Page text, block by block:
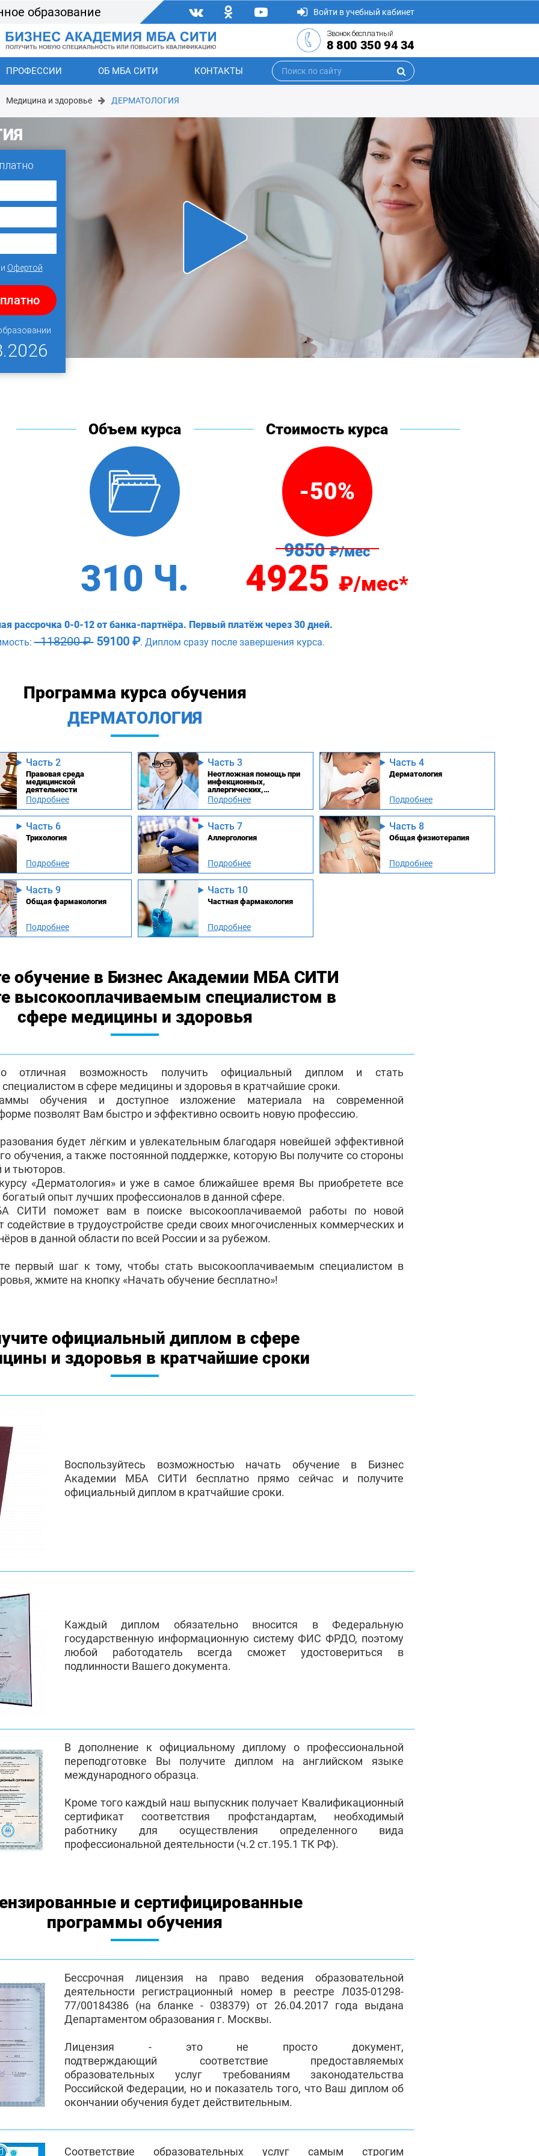
образование Войти в учебный кабинет
Звонок бесплатный
8 800 350 94 34
ПРОФЕССИИ ОБ МБА СИТИ КОНТАКТЫ
Медицина и здоровье ДЕРМАТОЛОГИЯ
Офертой
Объем курса
310 Ч.
Стоимость курса
-50%
9850₽/мес
4925 ₽/мес*
рассрочка 0-0-12 от банка-партнёра. Первый платёж через 30 дней.
118200 ₽ 59100 ₽. Диплом сразу после завершения курса.
Программа курса обучения
ДЕРМАТОЛОГИЯ
Часть 2
Правовая среда
медицинской
деятельности
Подробнее
Часть 3
Неотложная помощь при
инфекционных,
аллергических,
дерматологических и
эндокринологических
Подробнее
Часть 4
Дерматология
Подробнее
Часть 6
Трихология
Подробнее
Часть 7
Аллергология
Подробнее
Часть 8
Общая физиотерапия
Подробнее
Часть 9
Общая фармакология
Подробнее
Часть 10
Частная фармакология
Подробнее
обучение в Бизнес Академии МБА СИТИ
высокооплачиваемым специалистом в
сфере медицины и здоровья
возможность получить официальный диплом и стать
в сфере медицины и здоровья в кратчайшие сроки.
обучения и доступное изложение материала на современной
позволят Вам быстро и эффективно освоить новую профессию.
будет лёгким и увлекательным благодаря новейшей эффективной
обучения, а также постоянной поддержке, которую Вы получите со стороны
и тьюторов.
«Дерматология» и уже в самое ближайшее время Вы приобретете все
опыт лучших профессионалов в данной сфере.
СИТИ поможет вам в поиске высокооплачиваемой работы по новой
содействие в трудоустройстве среди своих многочисленных коммерческих и
в данной области по всей России и за рубежом.
первый шаг к тому, чтобы стать высокооплачиваемым специалистом в
жмите на кнопку «Начать обучение бесплатно»!
официальный диплом в сфере
и здоровья в кратчайшие сроки
Воспользуйтесь возможностью начать обучение в Бизнес
Академии МБА СИТИ бесплатно прямо сейчас и получите
официальный диплом в кратчайшие сроки.
Каждый диплом обязательно вносится в Федеральную
государственную информационную систему ФИС ФРДО, поэтому
любой работодатель всегда сможет удостовериться в
подлинности Вашего документа.
В дополнение к официальному диплому о профессиональной
переподготовке Вы получите диплом на английском языке
международного образца.
Кроме того каждый наш выпускник получает Квалификационный
сертификат соответствия профстандартам, необходимый
работнику для осуществления определенного вида
профессиональной деятельности (ч.2 ст.195.1 ТК РФ).
и сертифицированные
программы обучения
Бессрочная лицензия на право ведения образовательной
деятельности регистрационный номер в реестре Л035-01298-
77/00184386 (на бланке - 038379) от 26.04.2017 года выдана
Департаментом образования г. Москвы.
Лицензия - это не просто документ,
подтверждающий соответствие предоставляемых
образовательных услуг требованиям законодательства
Российской Федерации, но и показатель того, что Ваш диплом об
окончании обучения будет действительным.
Соответствие образовательных услуг самым строгим